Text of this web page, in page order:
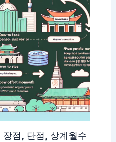
점, 단점, 상계월수